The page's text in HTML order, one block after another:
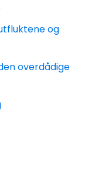
og
overdådige